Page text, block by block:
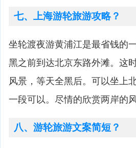
七、上海游轮旅游攻略？
坐轮渡夜游黄浦江是最省钱的
黑之前到达北京东路外滩。这
风景，等天全黑后。可以坐上
一段可以。尽情的欣赏两岸的
八、游轮旅游文案简短？